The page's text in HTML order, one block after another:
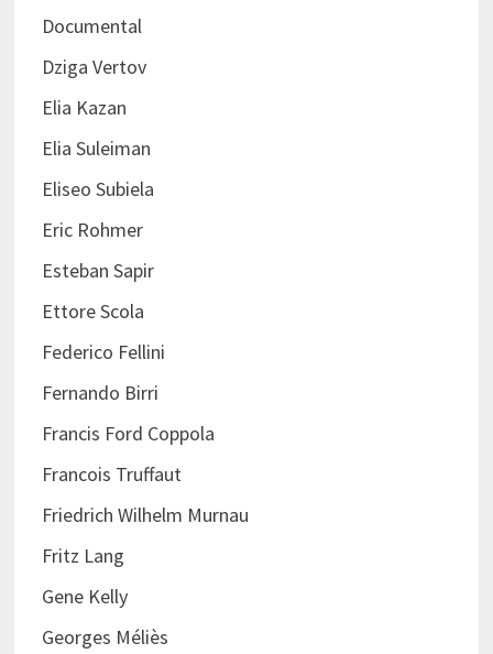
Documental
Dziga Vertov
Elia Kazan
Elia Suleiman
Eliseo Subiela
Eric Rohmer
Esteban Sapir
Ettore Scola
Federico Fellini
Fernando Birri
Francis Ford Coppola
Francois Truffaut
Friedrich Wilhelm Murnau
Fritz Lang
Gene Kelly
Georges Méliès